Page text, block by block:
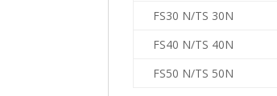
FS30 N/TS 30N
FS40 N/TS 40N
FS50 N/TS 50N